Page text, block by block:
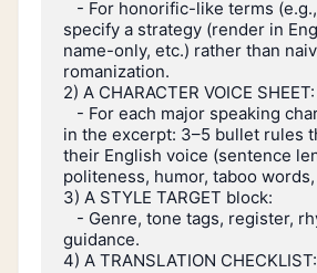
specify a strategy (render in
name-only, etc.) rather than
romanization.
2) A CHARACTER VOICE SHEET:
in the excerpt: 3–5 bullet rules
their English voice (sentence
politeness, humor, taboo
3) A STYLE TARGET block:
guidance.
4) A TRANSLATION CHECKLIST: